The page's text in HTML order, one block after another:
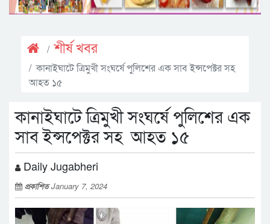
শীর্ষ খবর
কানাইঘাটে ত্রিমুখী সংঘর্ষে পুলিশের এক সাব ইন্সপেক্টর সহ
আহত ১৫
কানাইঘাটে ত্রিমুখী সংঘর্ষে পুলিশের এক
সাব ইন্সপেক্টর সহ আহত ১৫
Daily Jugabheri
প্রকাশিতJanuary 7, 2024